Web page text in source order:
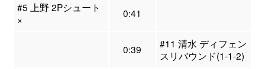
#5 上野 2Pシュート
×
0:41
0:39
#11 清水 ディフェン
スリバウンド(1-1-2)